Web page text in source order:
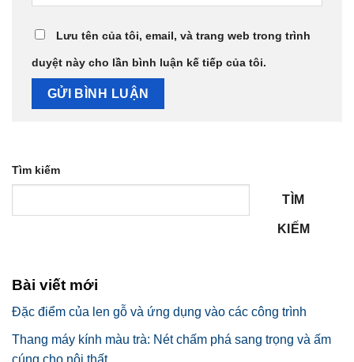
Lưu tên của tôi, email, và trang web trong trình
duyệt này cho lần bình luận kế tiếp của tôi.
Tìm kiếm
TÌM
KIẾM
Bài viết mới
Đặc điểm của len gỗ và ứng dụng vào các công trình
Thang máy kính màu trà: Nét chấm phá sang trọng và ấm
cúng cho nội thất